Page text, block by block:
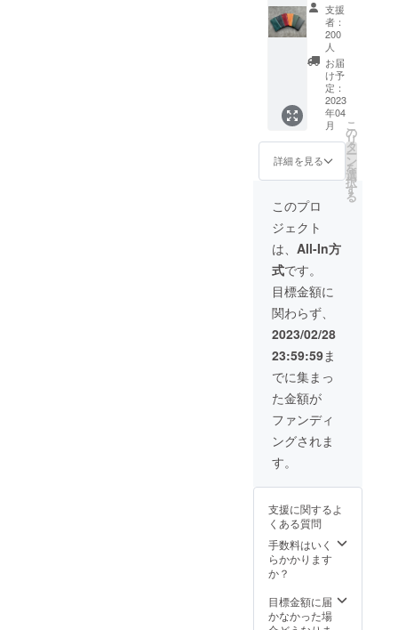
31,680
円 ※割
引率は
販売予
定価格
に送料
を含む
合計金
額に対
するも
ので
す。 ※
のお届
ります
【先着
200名様
限定】
Uno×1
個 ※一
般販売
予定価
格（消
費税・
送料込
み）
引後の
金額
（消費
税・送
料込
み）
16,830
円 ※割
引率は
販売予
定価格
に送料
を含む
合計金
額に対
するも
ので
す。 ※
のお届
りま
す。
支援
者：
200
人
お届
け予
定：
2023
年04
月
詳細を見る
こ
の
リ
タ
ー
ン
を
選
択
す
る
このプロ
ジェクト
は、 All-In方
式です。
目標金額に
関わらず、
2023/02/28
23:59:59ま
でに集まっ
た金額が
ファンディ
ングされま
す。
支援に関するよ
くある質問
手数料はいく
らかかります
か？
目標金額に届
かなかった場